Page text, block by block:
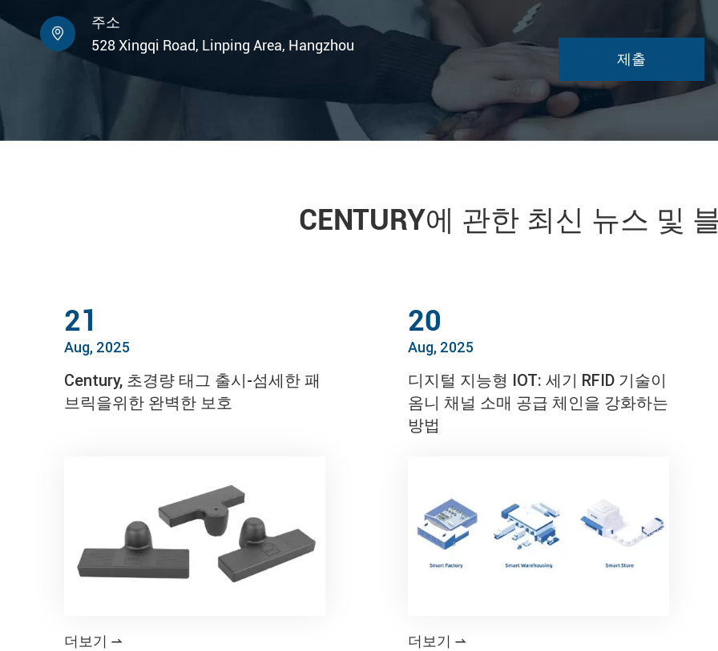

주소
528 Xingqi Road, Linping Area, Hangzhou
CENTURY에 관한 최신 뉴스 및
21
Aug, 2025
Century, 초경량 태그 출시-섬세한 패
브릭을위한 완벽한 보호
더보기 
20
Aug, 2025
디지털 지능형 IOT: 세기 RFID 기술이
옴니 채널 소매 공급 체인을 강화하는
방법
더보기 